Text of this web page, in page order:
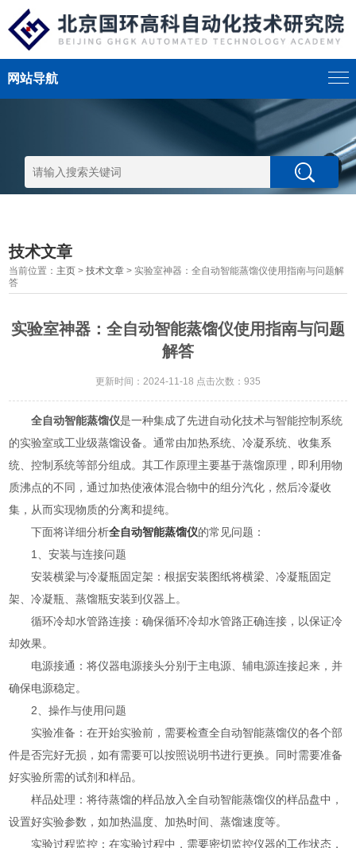
网站导航
技术文章
当前位置： 主页 >技术文章 > 实验室神器：全自动智能蒸馏仪使用指南与问题解
答
实验室神器：全自动智能蒸馏仪使用指南与问题
解答
更新时间：2024-11-18 点击次数：935
全自动智能蒸馏仪是一种集成了先进自动化技术与智能控制系统
的实验室或工业级蒸馏设备。通常由加热系统、冷凝系统、收集系
统、控制系统等部分组成。其工作原理主要基于蒸馏原理，即利用物
质沸点的不同，通过加热使液体混合物中的组分汽化，然后冷凝收
集，从而实现物质的分离和提纯。
下面将详细分析全自动智能蒸馏仪的常见问题：
1、安装与连接问题
安装横梁与冷凝瓶固定架：根据安装图纸将横梁、冷凝瓶固定
架、冷凝瓶、蒸馏瓶安装到仪器上。
循环冷却水管路连接：确保循环冷却水管路正确连接，以保证冷
却效果。
电源接通：将仪器电源接头分别于主电源、辅电源连接起来，并
确保电源稳定。
2、操作与使用问题
实验准备：在开始实验前，需要检查全自动智能蒸馏仪的各个部
件是否完好无损，如有需要可以按照说明书进行更换。同时需要准备
好实验所需的试剂和样品。
样品处理：将待蒸馏的样品放入全自动智能蒸馏仪的样品盘中，
设置好实验参数，如加热温度、加热时间、蒸馏速度等。
实验过程监控：在实验过程中，需要密切监控仪器的工作状态，